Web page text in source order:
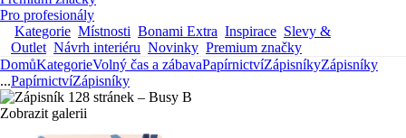
Pro profesionály
Kategorie Místnosti Bonami Extra Inspirace Slevy &
Outlet Návrh interiéru Novinky Premium značky
DomůKategorieVolný čas a zábavaPapírnictvíZápisníkyZápisníky
...PapírnictvíZápisníky
Zobrazit galerii